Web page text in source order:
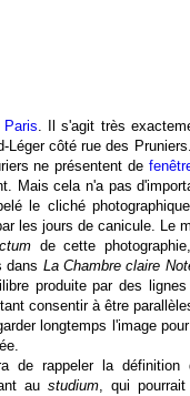
Paris. Il s'agit très
Léger côté rue des
ne présentent de
Mais cela n'a pas
le cliché
les jours de canicule. Le
de cette
dans La Chambre claire
produite par des
consentir à être
longtemps l'image pour
de rappeler la
au studium, qui pourrait